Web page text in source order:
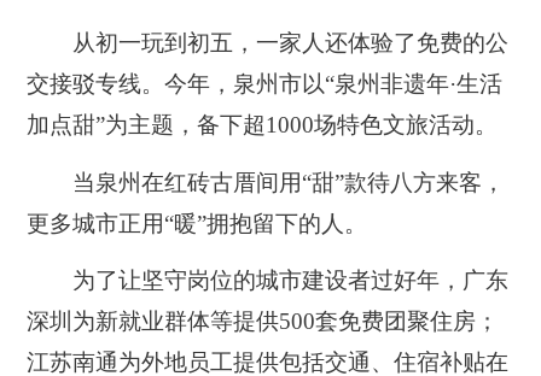
从初一玩到初五，一家人还体验了免费的公
交接驳专线。今年，泉州市以“泉州非遗年·生活
加点甜”为主题，备下超1000场特色文旅活动。
当泉州在红砖古厝间用“甜”款待八方来客，
更多城市正用“暖”拥抱留下的人。
为了让坚守岗位的城市建设者过好年，广东
深圳为新就业群体等提供500套免费团聚住房；
江苏南通为外地员工提供包括交通、住宿补贴在